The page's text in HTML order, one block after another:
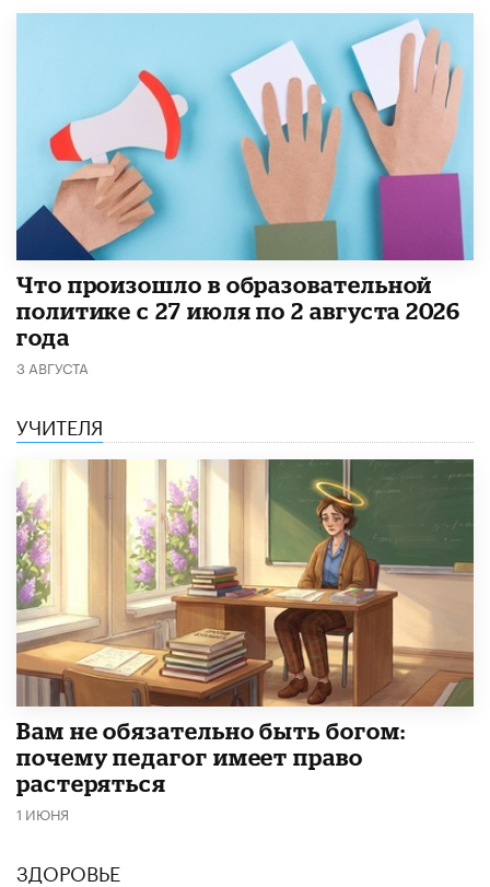
​Что произошло в образовательной
политике с 27 июля по 2 августа 2026
года
3 АВГУСТА
УЧИТЕЛЯ
​Вам не обязательно быть богом:
почему педагог имеет право
растеряться
1 ИЮНЯ
ЗДОРОВЬЕ